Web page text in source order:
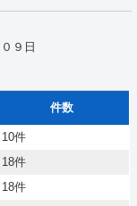
９日
件数
10件
18件
18件